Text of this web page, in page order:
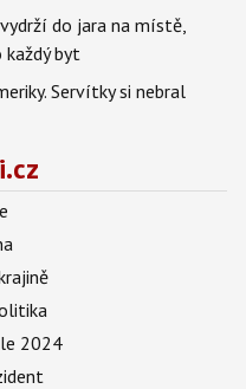
do jara na místě,
byt
Servítky si nebral
2024